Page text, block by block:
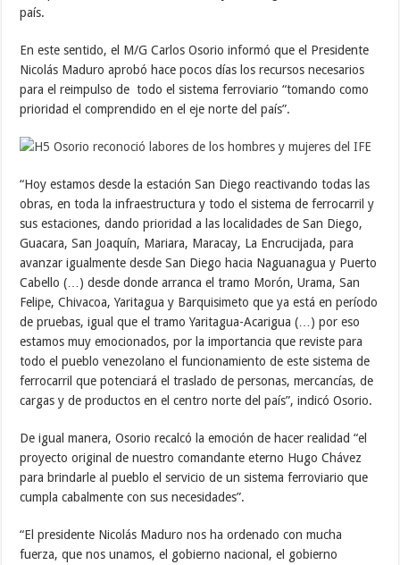
país.
En este sentido, el M/G Carlos Osorio informó que el Presidente
Nicolás Maduro aprobó hace pocos días los recursos necesarios
para el reimpulso de todo el sistema ferroviario “tomando como
prioridad el comprendido en el eje norte del país”.
“Hoy estamos desde la estación San Diego reactivando todas las
obras, en toda la infraestructura y todo el sistema de ferrocarril y
sus estaciones, dando prioridad a las localidades de San Diego,
Guacara, San Joaquín, Mariara, Maracay, La Encrucijada, para
avanzar igualmente desde San Diego hacia Naguanagua y Puerto
Cabello (…) desde donde arranca el tramo Morón, Urama, San
Felipe, Chivacoa, Yaritagua y Barquisimeto que ya está en período
de pruebas, igual que el tramo Yaritagua-Acarigua (…) por eso
estamos muy emocionados, por la importancia que reviste para
todo el pueblo venezolano el funcionamiento de este sistema de
ferrocarril que potenciará el traslado de personas, mercancías, de
cargas y de productos en el centro norte del país”, indicó Osorio.
De igual manera, Osorio recalcó la emoción de hacer realidad “el
proyecto original de nuestro comandante eterno Hugo Chávez
para brindarle al pueblo el servicio de un sistema ferroviario que
cumpla cabalmente con sus necesidades”.
“El presidente Nicolás Maduro nos ha ordenado con mucha
fuerza, que nos unamos, el gobierno nacional, el gobierno